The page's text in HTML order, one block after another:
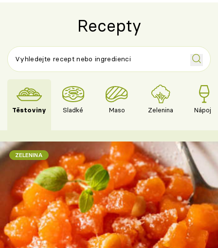
Recepty
Těstoviny Sladké Maso Zelenina Nápoje
ZELENINA